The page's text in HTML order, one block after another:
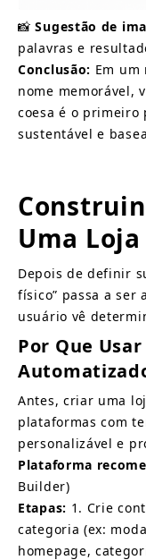
📸 Sugestão de
palavras e
Conclusão: Em
nome memorável,
coesa é o
sustentável e
Uma
Depois de definir
físico” passa a
usuário vê
Por Que
Antes, criar uma
plataformas com
personalizável e
Plataforma
Builder)
Etapas: 1. Crie
categoria (ex:
homepage,